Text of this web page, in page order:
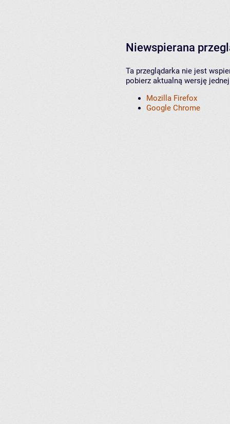
Niewspierana
Ta przeglądarka nie jest
pobierz aktualną wersję
Mozilla Firefox
Google Chrome